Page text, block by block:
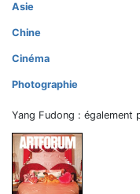
Asie
Chine
Cinéma
Photographie
Yang Fudong : également